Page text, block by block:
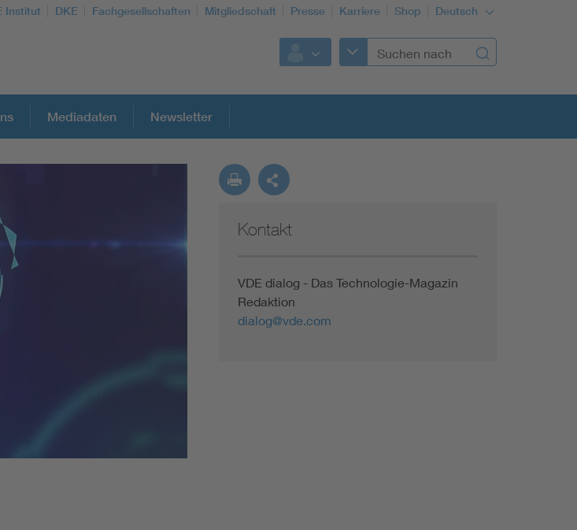
Institut DKE Fachgesellschaften Mitgliedschaft Presse Karriere Shop Deutsch
Mediadaten Newsletter
Kontakt
VDE dialog - Das Technologie-Magazin
Redaktion
dialog@vde.com